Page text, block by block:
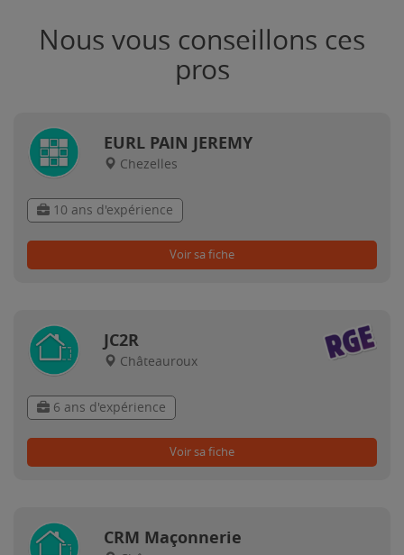
Nous vous conseillons ces
pros
EURL PAIN JEREMY
Chezelles
10 ans d'expérience
Voir sa fiche
JC2R
Châteauroux
6 ans d'expérience
Voir sa fiche
CRM Maçonnerie